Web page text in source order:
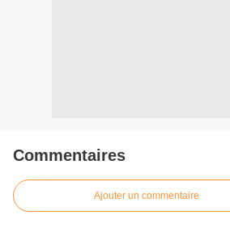
Commentaires
Ajouter un commentaire